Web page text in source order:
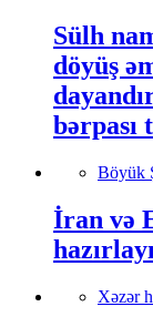
Sülh
döyüş
bərpası
Böyük
İran və
Xəzər